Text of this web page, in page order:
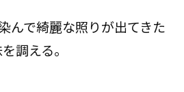
んで綺麗な照りが出てきた
調える。